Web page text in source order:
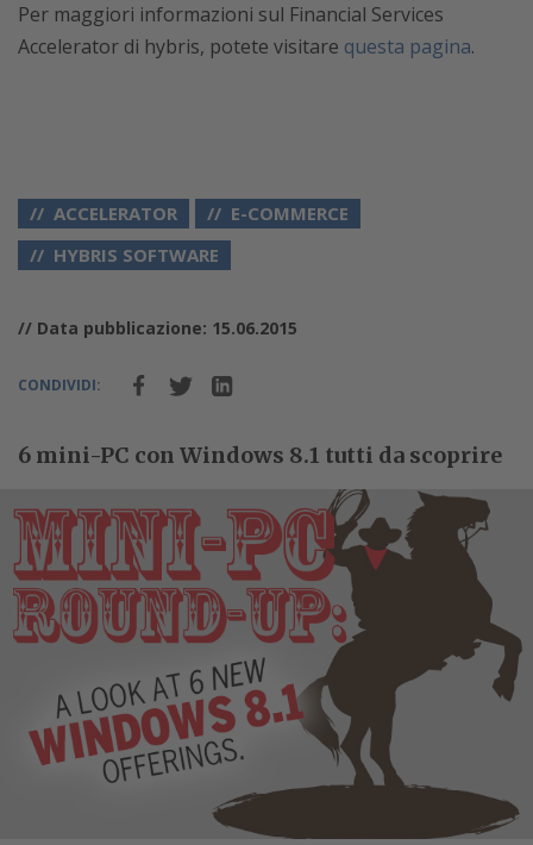
Per maggiori informazioni sul Financial Services
Accelerator di hybris, potete visitare questa pagina.
ACCELERATOR
E-COMMERCE
HYBRIS SOFTWARE
// Data pubblicazione: 15.06.2015
CONDIVIDI:
6 mini-PC con Windows 8.1 tutti da scoprire